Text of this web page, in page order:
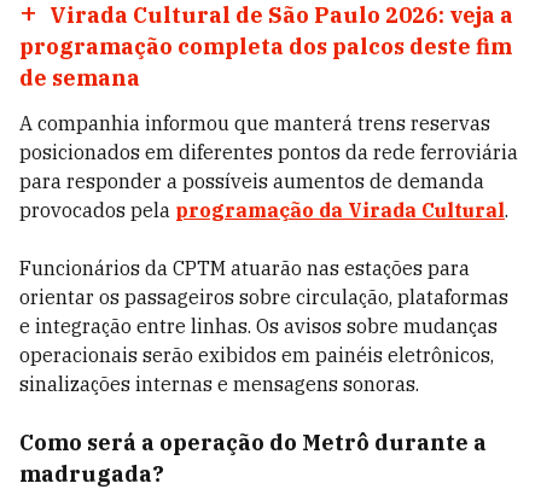
Virada Cultural de São Paulo 2026: veja a
programação completa dos palcos deste fim
de semana
A companhia informou que manterá trens reservas
posicionados em diferentes pontos da rede ferroviária
para responder a possíveis aumentos de demanda
provocados pela programação da Virada Cultural.
Funcionários da CPTM atuarão nas estações para
orientar os passageiros sobre circulação, plataformas
e integração entre linhas. Os avisos sobre mudanças
operacionais serão exibidos em painéis eletrônicos,
sinalizações internas e mensagens sonoras.
Como será a operação do Metrô durante a
madrugada?